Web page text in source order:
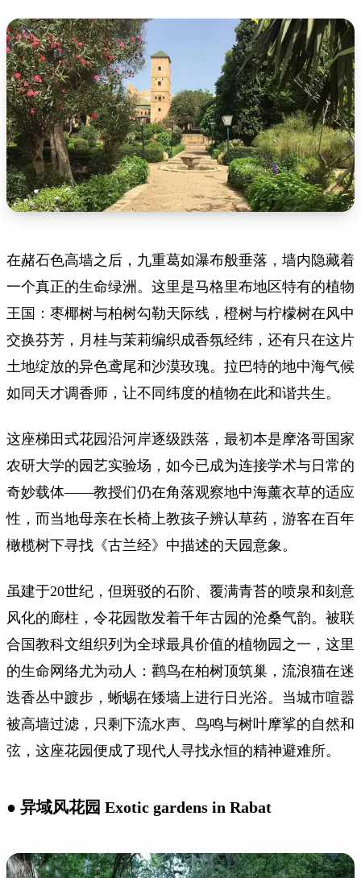
在赭石色高墙之后，九重葛如瀑布般垂落，墙内隐藏着
一个真正的生命绿洲。这里是马格里布地区特有的植物
王国：枣椰树与柏树勾勒天际线，橙树与柠檬树在风中
交换芬芳，月桂与茉莉编织成香氛经纬，还有只在这片
土地绽放的异色鸢尾和沙漠玫瑰。拉巴特的地中海气候
如同天才调香师，让不同纬度的植物在此和谐共生。
这座梯田式花园沿河岸逐级跌落，最初本是摩洛哥国家
农研大学的园艺实验场，如今已成为连接学术与日常的
奇妙载体——教授们仍在角落观察地中海薰衣草的适应
性，而当地母亲在长椅上教孩子辨认草药，游客在百年
橄榄树下寻找《古兰经》中描述的天园意象。
虽建于20世纪，但斑驳的石阶、覆满青苔的喷泉和刻意
风化的廊柱，令花园散发着千年古园的沧桑气韵。被联
合国教科文组织列为全球最具价值的植物园之一，这里
的生命网络尤为动人：鹳鸟在柏树顶筑巢，流浪猫在迷
迭香丛中踱步，蜥蜴在矮墙上进行日光浴。当城市喧嚣
被高墙过滤，只剩下流水声、鸟鸣与树叶摩挲的自然和
弦，这座花园便成了现代人寻找永恒的精神避难所。
● 异域风花园 Exotic gardens in Rabat